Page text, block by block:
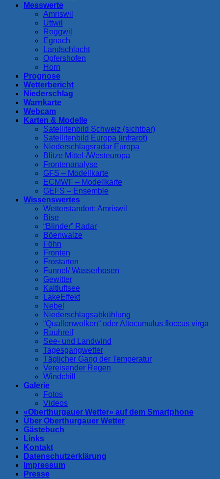
Messwerte
Amriswil
Uttwil
Roggwil
Egnach
Landschlacht
Opfershofen
Horn
Prognose
Wetterbericht
Niederschlag
Warnkarte
Webcam
Karten & Modelle
Satellitenbild Schweiz (sichtbar)
Satellitenbild Europa (infrarot)
Niederschlagsradar Europa
Blitze Mittel-/Westeuropa
Frontenanalyse
GFS – Modellkarte
ECMWF – Modellkarte
GEFS – Ensemble
Wissenswertes
Wetterstandort: Amriswil
Bise
“Blinder” Radar
Böenwalze
Föhn
Fronten
Frostarten
Funnel/ Wasserhosen
Gewitter
Kaltluftsee
LakeEffekt
Nebel
Niederschlagsabkühlung
“Quallenwolken“ oder Altocumulus floccus virga
Rauhreif
See- und Landwind
Tagesgangwetter
Täglicher Gang der Temperatur
Vereisender Regen
Windchill
Galerie
Fotos
Videos
«Oberthurgauer Wetter» auf dem Smartphone
Über Oberthurgauer Wetter
Gästebuch
Links
Kontakt
Datenschutzerklärung
Impressum
Presse